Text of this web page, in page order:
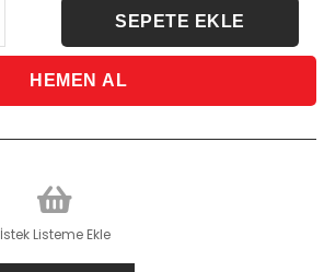
İstek Listeme Ekle